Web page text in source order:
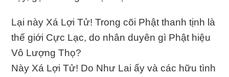
Lại này Xá Lợi Tử! Trong cõi Phật thanh tịnh là
thế giới Cực Lạc, do nhân duyên gì Phật hiệu
Vô Lượng Thọ?
Này Xá Lợi Tử! Do Như Lai ấy và các hữu tình